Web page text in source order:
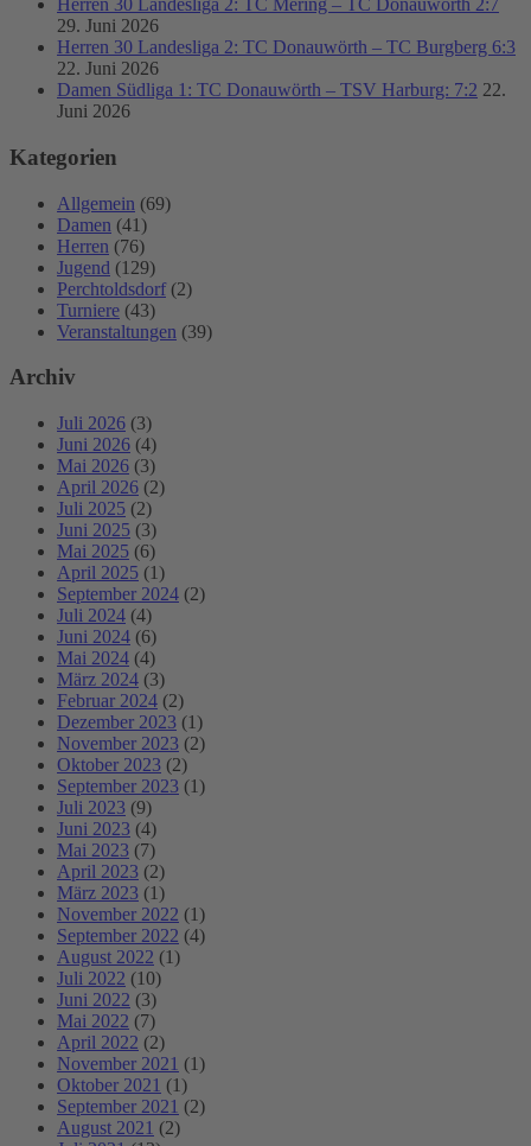
Herren 30 Landesliga 2: TC Mering – TC Donauwörth 2:7
29. Juni 2026
Herren 30 Landesliga 2: TC Donauwörth – TC Burgberg 6:3
22. Juni 2026
Damen Südliga 1: TC Donauwörth – TSV Harburg: 7:2 22.
Juni 2026
Kategorien
Allgemein (69)
Damen (41)
Herren (76)
Jugend (129)
Perchtoldsdorf (2)
Turniere (43)
Veranstaltungen (39)
Archiv
Juli 2026 (3)
Juni 2026 (4)
Mai 2026 (3)
April 2026 (2)
Juli 2025 (2)
Juni 2025 (3)
Mai 2025 (6)
April 2025 (1)
September 2024 (2)
Juli 2024 (4)
Juni 2024 (6)
Mai 2024 (4)
März 2024 (3)
Februar 2024 (2)
Dezember 2023 (1)
November 2023 (2)
Oktober 2023 (2)
September 2023 (1)
Juli 2023 (9)
Juni 2023 (4)
Mai 2023 (7)
April 2023 (2)
März 2023 (1)
November 2022 (1)
September 2022 (4)
August 2022 (1)
Juli 2022 (10)
Juni 2022 (3)
Mai 2022 (7)
April 2022 (2)
November 2021 (1)
Oktober 2021 (1)
September 2021 (2)
August 2021 (2)